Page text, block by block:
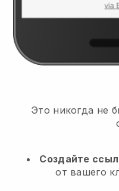
Это никогда не
Создайте
от вашего